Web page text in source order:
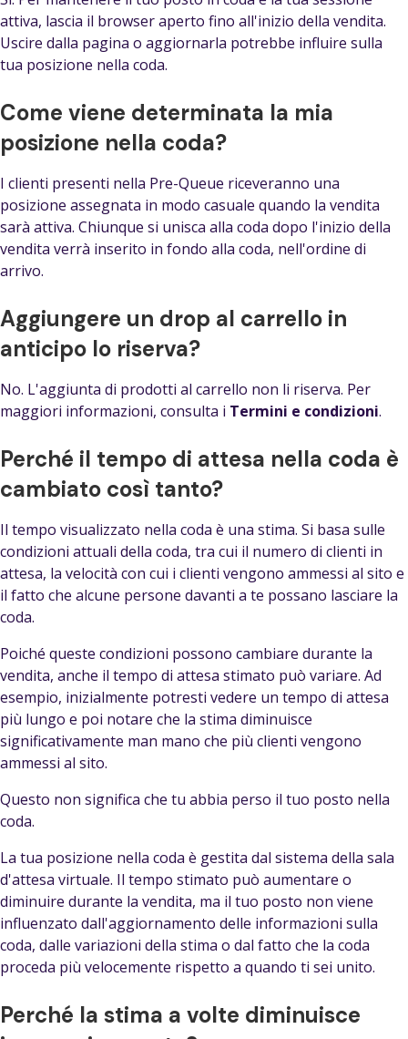
attiva, lascia il browser aperto fino all'inizio della vendita.
Uscire dalla pagina o aggiornarla potrebbe influire sulla
tua posizione nella coda.
Come viene determinata la mia
posizione nella coda?
I clienti presenti nella Pre-Queue riceveranno una
posizione assegnata in modo casuale quando la vendita
sarà attiva. Chiunque si unisca alla coda dopo l'inizio della
vendita verrà inserito in fondo alla coda, nell'ordine di
arrivo.
Aggiungere un drop al carrello in
anticipo lo riserva?
No. L'aggiunta di prodotti al carrello non li riserva. Per
maggiori informazioni, consulta i Termini e condizioni.
Perché il tempo di attesa nella coda è
cambiato così tanto?
Il tempo visualizzato nella coda è una stima. Si basa sulle
condizioni attuali della coda, tra cui il numero di clienti in
attesa, la velocità con cui i clienti vengono ammessi al sito e
il fatto che alcune persone davanti a te possano lasciare la
coda.
Poiché queste condizioni possono cambiare durante la
vendita, anche il tempo di attesa stimato può variare. Ad
esempio, inizialmente potresti vedere un tempo di attesa
più lungo e poi notare che la stima diminuisce
significativamente man mano che più clienti vengono
ammessi al sito.
Questo non significa che tu abbia perso il tuo posto nella
coda.
La tua posizione nella coda è gestita dal sistema della sala
d'attesa virtuale. Il tempo stimato può aumentare o
diminuire durante la vendita, ma il tuo posto non viene
influenzato dall'aggiornamento delle informazioni sulla
coda, dalle variazioni della stima o dal fatto che la coda
proceda più velocemente rispetto a quando ti sei unito.
Perché la stima a volte diminuisce